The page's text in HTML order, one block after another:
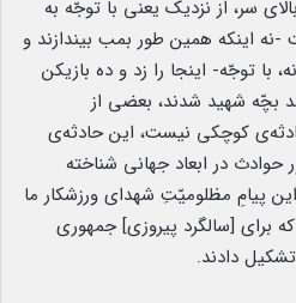
سر، از نزدیک یعنی با توجّه به
-نه اینکه همین ‌طور بمب بیندازند و
با توجّه- اینجا را زد و ده‌ بازیکن
بچّه شهید شدند، بعضی از
کوچکی نیست، این حادثه‌ی
حوادث در ابعاد جهانی شناخته
پیامِ مظلومیّتِ شهدای ورزشکار ما
برای [سالگرد پیروزی] جمهوری
دادند.